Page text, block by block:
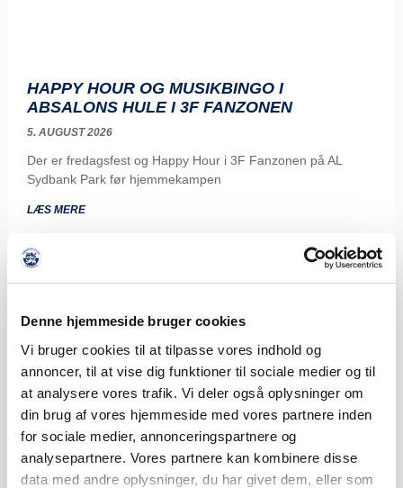
Denne hjemmeside bruger cookies
Vi bruger cookies til at tilpasse vores indhold og
annoncer, til at vise dig funktioner til sociale medier og til
at analysere vores trafik. Vi deler også oplysninger om
din brug af vores hjemmeside med vores partnere inden
for sociale medier, annonceringspartnere og
analysepartnere. Vores partnere kan kombinere disse
data med andre oplysninger, du har givet dem, eller som
HAPPY HOUR OG MUSIKBINGO I
ABSALONS HULE I 3F FANZONEN
5. AUGUST 2026
Der er fredagsfest og Happy Hour i 3F Fanzonen på AL
Sydbank Park før hjemmekampen
LÆS MERE